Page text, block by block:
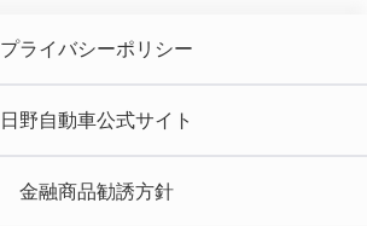
プライバシーポリシー
日野自動車公式サイト
金融商品勧誘方針